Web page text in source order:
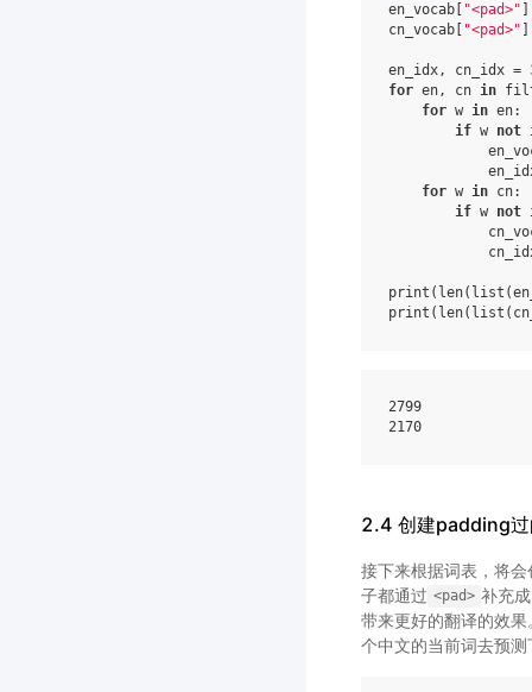
en_vocab
"<pad>"
cn_vocab
"<pad>"
en_idx, cn_idx =
for en, cn in
for w in en:
if w not
for w in cn:
if w not
print ( len( list (
print ( len( list (
2799
2.4 创建padding过
接下来根据词表，将
子都通过 <pad> 补充
带来更好的翻译的效
个中文的当前词去预